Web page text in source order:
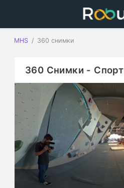
MHS 360 снимки
360 Снимки - Спорт